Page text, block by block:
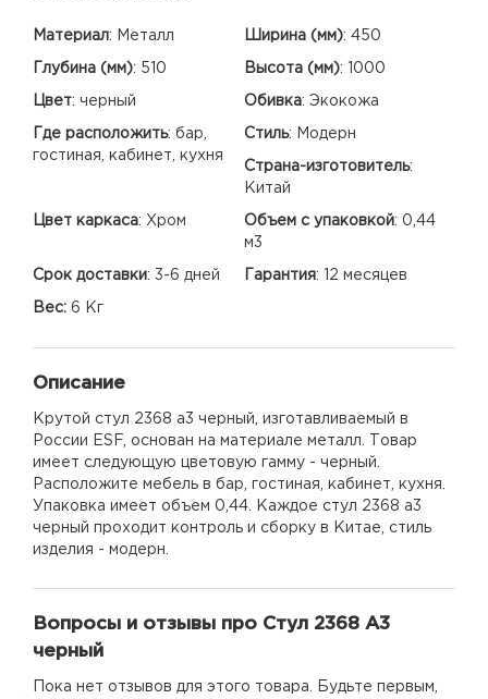
Материал: Металл Ширина (мм): 450
Глубина (мм): 510 Высота (мм): 1000
Цвет: черный Обивка: Экокожа
Где расположить: бар,
гостиная, кабинет, кухня
Стиль: Модерн
Страна-изготовитель:
Китай
Цвет каркаса: Хром Объем с упаковкой: 0,44
м3
Срок доставки: 3-6 дней Гарантия: 12 месяцев
Вес: 6 Кг
Описание
Крутой стул 2368 а3 черный, изготавливаемый в
России ESF, основан на материале металл. Товар
имеет следующую цветовую гамму - черный.
Расположите мебель в бар, гостиная, кабинет, кухня.
Упаковка имеет объем 0,44. Каждое стул 2368 а3
черный проходит контроль и сборку в Китае, стиль
изделия - модерн.
Вопросы и отзывы про Стул 2368 А3
черный
Пока нет отзывов для этого товара. Будьте первым,